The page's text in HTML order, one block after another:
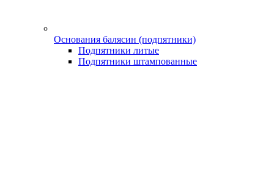
Основания балясин (подпятники)
Подпятники литые
Подпятники штампованные